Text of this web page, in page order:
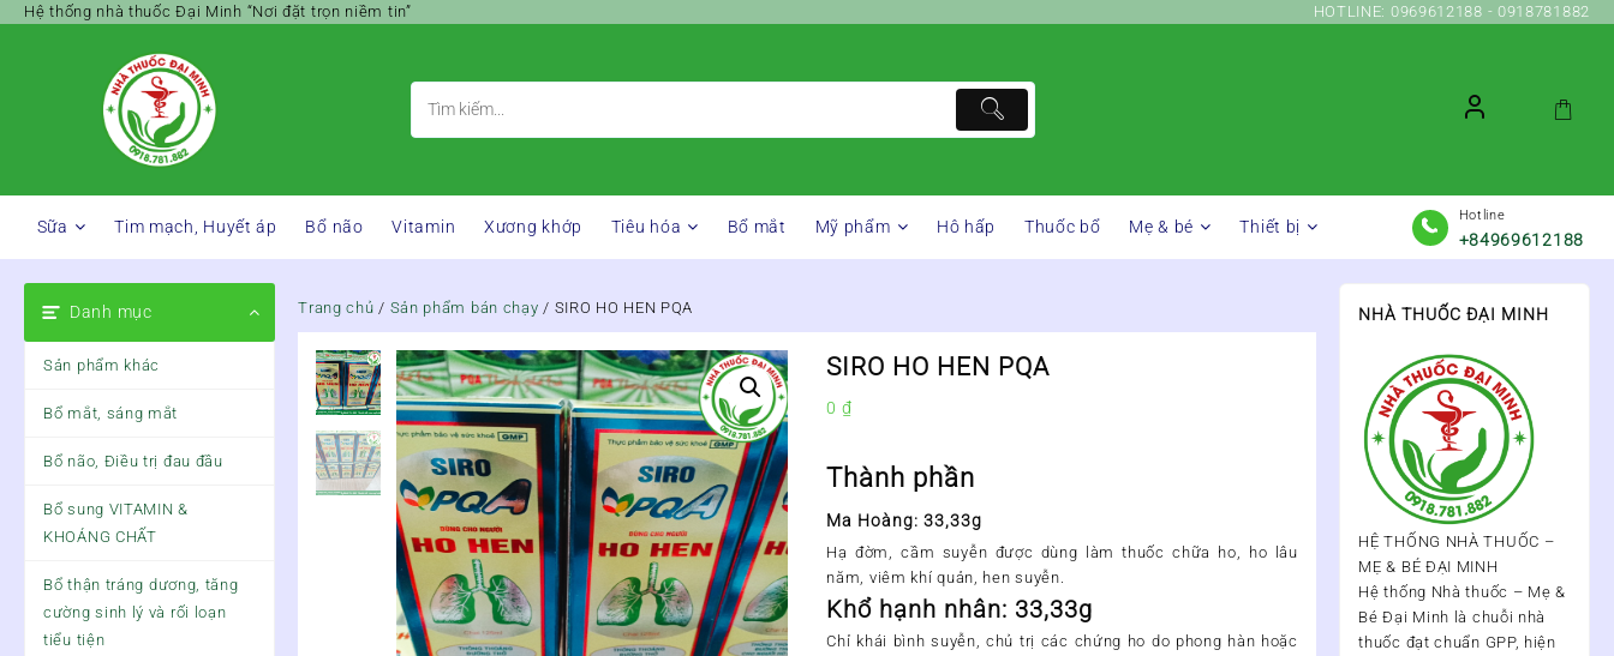
SkipHệ thống nhà thuốc Đại Minh “Nơi đặt trọn niềm tin” HOTLINE: 0969612188 - 0918781882
Sữa Tim mạch, Huyết áp Bổ não Vitamin Xương khớp Tiêu hóa Bổ mắt Mỹ phẩm Hô hấp Thuốc bổ Mẹ & bé Thiết bị
Hotline
+84969612188
Danh mục
Sản phẩm khác
Bổ mắt, sáng mắt
Bổ não, Điều trị đau đầu
Bổ sung VITAMIN &
KHOÁNG CHẤT
Bổ thận tráng dương, tăng
cường sinh lý và rối loạn
tiểu tiện
Trang chủ / Sản phẩm bán chạy / SIRO HO HEN PQA
SIRO HO HEN PQA
0 ₫
Thành phần
Ma Hoàng: 33,33g
Hạ đờm, cầm suyễn được dùng làm thuốc chữa ho, ho lâu
năm, viêm khí quản, hen suyễn.
Khổ hạnh nhân: 33,33g
Chỉ khái bình suyễn, chủ trị các chứng ho do phong hàn hoặc
NHÀ THUỐC ĐẠI MINH
HỆ THỐNG NHÀ THUỐC –
MẸ & BÉ ĐẠI MINH
Hệ thống Nhà thuốc – Mẹ &
Bé Đại Minh là chuỗi nhà
thuốc đạt chuẩn GPP, hiện